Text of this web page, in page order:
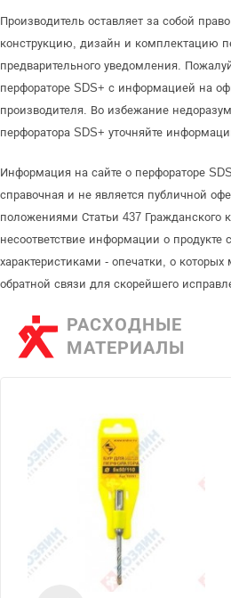
Производитель оставляет за собой
конструкцию, дизайн и комплектацию
предварительного уведомления.
перфораторе SDS+ с информацией на
производителя. Во избежание
перфоратора SDS+ уточняйте
Информация на сайте о перфораторе
справочная и не является публичной
положениями Статьи 437 Гражданского
несоответствие информации о продукте
характеристиками - опечатки, о
обратной связи для скорейшего
РАСХОДНЫЕ
МАТЕРИАЛЫ